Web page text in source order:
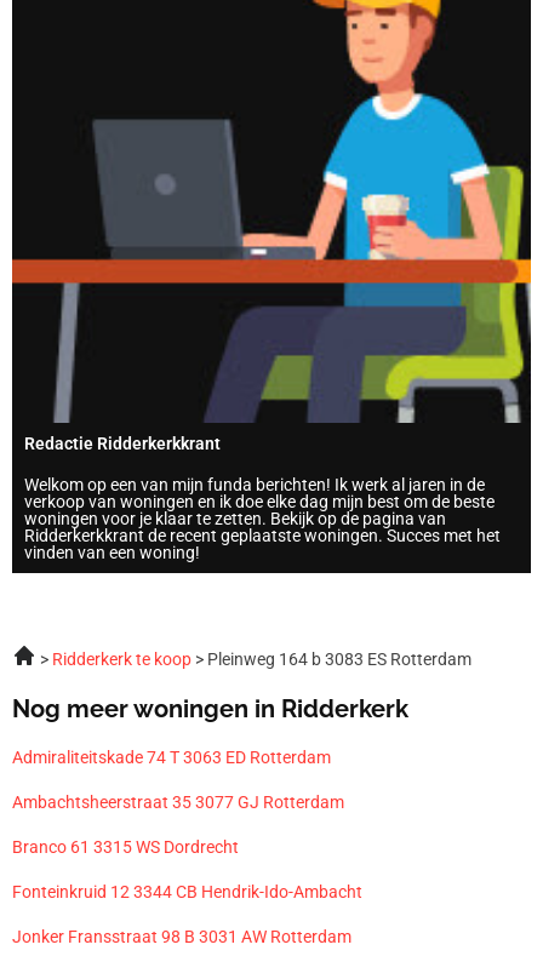
Redactie Ridderkerkkrant
Welkom op een van mijn funda berichten! Ik werk al jaren in de
verkoop van woningen en ik doe elke dag mijn best om de beste
woningen voor je klaar te zetten. Bekijk op de pagina van
Ridderkerkkrant de recent geplaatste woningen. Succes met het
vinden van een woning!
Ridderkerk te koop Pleinweg 164 b 3083 ES Rotterdam
Nog meer woningen in Ridderkerk
Admiraliteitskade 74 T 3063 ED Rotterdam
Ambachtsheerstraat 35 3077 GJ Rotterdam
Branco 61 3315 WS Dordrecht
Fonteinkruid 12 3344 CB Hendrik-Ido-Ambacht
Jonker Fransstraat 98 B 3031 AW Rotterdam